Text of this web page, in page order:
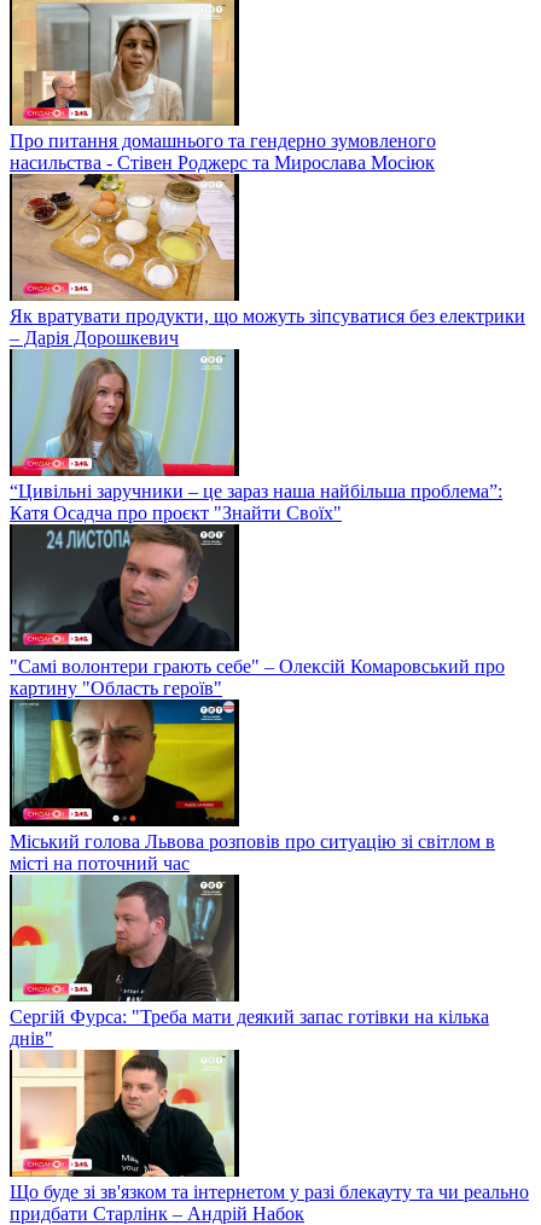
Про питання домашнього та гендерно зумовленого
насильства - Стівен Роджерс та Мирослава Мосіюк
Як вратувати продукти, що можуть зіпсуватися без електрики
– Дарія Дорошкевич
“Цивільні заручники – це зараз наша найбільша проблема”:
Катя Осадча про проєкт "Знайти Своїх"
"Самі волонтери грають себе" – Олексій Комаровський про
картину "Область героїв"
Міський голова Львова розповів про ситуацію зі світлом в
місті на поточний час
Сергій Фурса: "Треба мати деякий запас готівки на кілька
днів"
Що буде зі зв'язком та інтернетом у разі блекауту та чи реально
придбати Старлінк – Андрій Набок